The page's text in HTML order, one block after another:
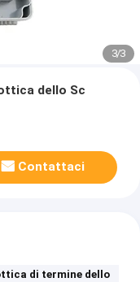
3/3
dello Sc
Contattaci
di termine dello